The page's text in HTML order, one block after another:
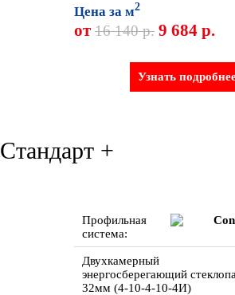
Цена за м2
от 16 140 р. 9 684 р.
Узнать
Стандарт +
Профильная
система:
Двухкамерный
энергосберегающий
32мм (4-10-4-10-4И)